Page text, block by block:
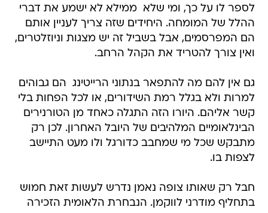
לספר לו על כך, ומי שלא  ממילא לא ישמע את דברי
ההלל של המומחה. היחידים שזה צריך לעניין אותם
הם המפרסמים, אבל בשביל זה יש מצגות וניוזלטרים,
ואין צורך להטריד את הקהל הרחב.
גם אין להם מה להתפאר בנתוני הרייטינג  הם גבוהים
למרות ולא בגלל רמת השידורים, או לכל הפחות בלי
קשר אליהם. היורו הזה התגלה כאחד מן הטורנירים
הבינלאומיים המלהיבים של היובל האחרון. לכן רק
מתבקש שכל מי שמחבב כדורגל ולו מעט התיישב
לצפות בו.
חבל רק שאותו צופה נאמן נדרש לעשות זאת חמוש
בתחליף מודרני לווקמן. הנבחרת הלאומית הזכירה